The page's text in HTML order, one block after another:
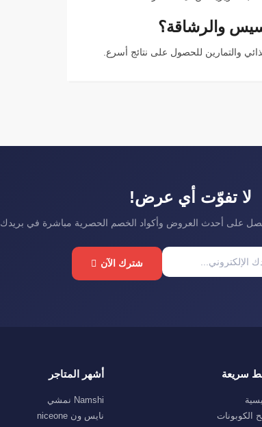
والرشاقة؟
والتمارين للحصول على نتائج أسرع.
لا تفوّت أي عرض!
على أحدث العروض وأكواد الخصم الحصرية مباشرة في بريدك
شترك الآن
سريعة
الكوبونات
أشهر المتاجر
Namshi نمشي
نايس ون niceone